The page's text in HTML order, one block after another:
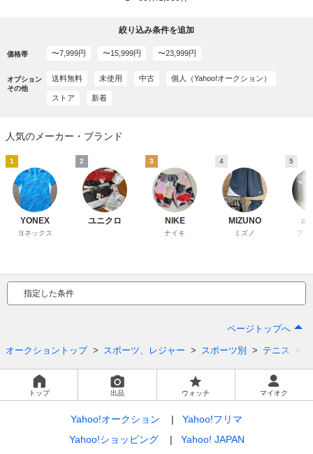
絞り込み条件を追加
価格帯 〜7,999円 〜15,999円 〜23,999円
オプション
その他
送料無料 未使用 中古 個人（Yahoo!オークション）
ストア 新着
人気のメーカー・ブランド
1
YONEX
ヨネックス
2
ユニクロ
3
NIKE
ナイキ
4
MIZUNO
ミズノ
5
アデ
指定した条件
ページトップへ
オークショントップ スポーツ、レジャー スポーツ別 テニス
トップ 出品 ウォッチ マイオク
Yahoo!オークション
Yahoo!フリマ
Yahoo!ショッピング
Yahoo! JAPAN